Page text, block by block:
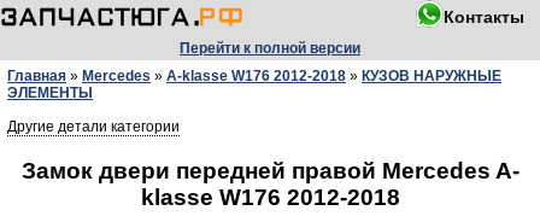
Контакты
Перейти к полной версии
Главная » Mercedes » A-klasse W176 2012-2018 » КУЗОВ НАРУЖНЫЕ
ЭЛЕМЕНТЫ
Другие детали категории
Замок двери передней правой Mercedes A-
klasse W176 2012-2018